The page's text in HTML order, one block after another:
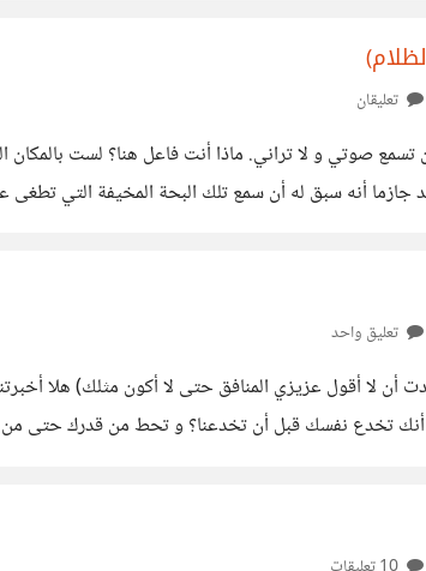
تعليقان
تسمع صوتي و لا تراني. ماذا أنت فاعل هنا؟ لست
جازما أنه سبق له أن سمع تلك البحة المخيفة
تعليق واحد
الحقير… (تعمدت أن لا أقول عزيزي المنافق حتى لا